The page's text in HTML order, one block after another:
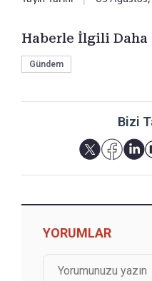
Haberle İlgili Daha
Gündem
Bizi
YORUMLAR